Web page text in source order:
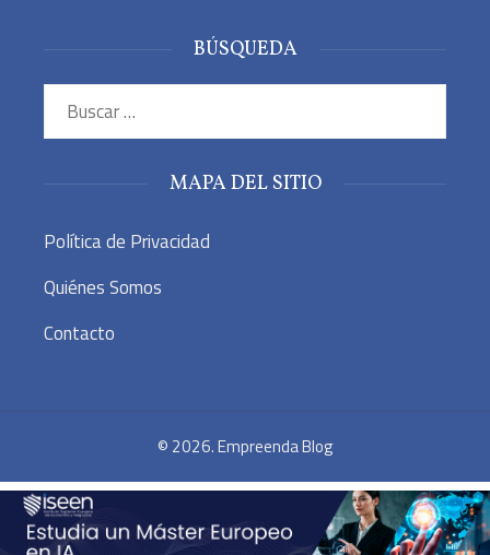
BÚSQUEDA
Buscar:
MAPA DEL SITIO
Política de Privacidad
Quiénes Somos
Contacto
© 2026. Empreenda Blog